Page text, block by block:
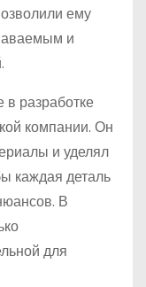
ему
и
разработке
компании. Он
и уделял
каждая деталь
В
для